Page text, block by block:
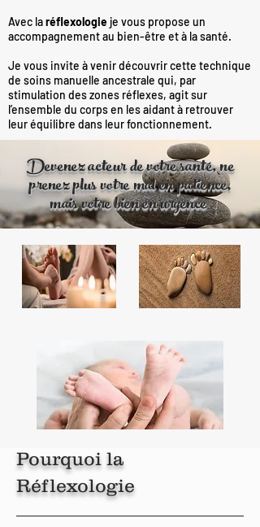
Avec laréflexologie je vous propose un
accompagnement au bien-être et à la santé.
Je vous invite à venir découvrir cette technique
de soins manuelle ancestrale qui, par
stimulation des zones réflexes, agit sur
l’ensemble du corps en les aidant à retrouver
leur équilibre dans leur fonctionnement.
Devenez acteur de votre santé, ne
prenez plus votre mal en patience,
mais votre bien en urgence
Pourquoi la
Réflexologie